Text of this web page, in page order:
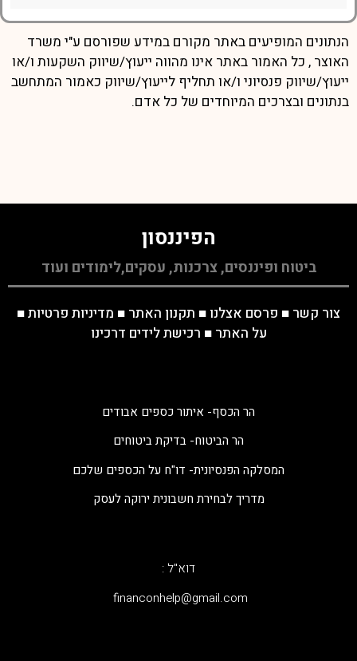
הנתונים המופיעים באתר מקורם במידע שפורסם ע"י משרד
האוצר , כל האמור באתר אינו מהווה ייעוץ/שיווק השקעות ו/או
ייעוץ/שיווק פנסיוני ו/או תחליף לייעוץ/שיווק כאמור המתחשב
בנתונים ובצרכים המיוחדים של כל אדם.
הפיננסון
ביטוח ופיננסים, צרכנות, עסקים,לימודים ועוד
צור קשר ■ פרסם אצלנו ■ תקנון האתר ■ מדיניות פרטיות■
על האתר ■ רכישת לידים דרכינו
הר הכסף- איתור כספים אבודים
הר הביטוח- בדיקת ביטוחים
המסלקה הפנסיונית- דו"ח על הכספים שלכם
מדריך לבחירת חשבונית ירוקה לעסק
דוא"ל :
‫financonhelp@gmail.com‬